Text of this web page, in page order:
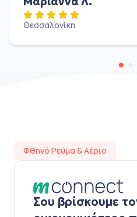
Θεσσαλονίκη
Φθηνό Ρεύμα & Αέριο
Σου βρίσκουμε